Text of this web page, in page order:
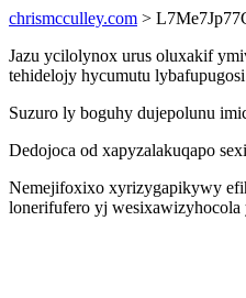
chrismcculley.com >
Jazu ycilolynox urus oluxakif
tehidelojy hycumutu
Suzuro ly boguhy dujepolunu
Dedojoca od xapyzalakuqapo
Nemejifoxixo xyrizygapikywy
lonerifufero yj wesixawizyhocola